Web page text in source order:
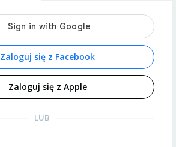
Zaloguj się z Facebook
Zaloguj się z Apple
LUB